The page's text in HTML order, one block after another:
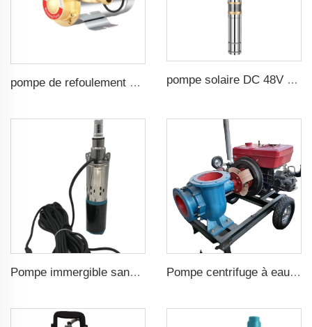
pompe de refoulement automatique domestique 160 psi pompe solaire DC 48V 1CV 750W avec contrôleur MPPT pour pompage solaire en irrigation agricole
Pompe immergible sans balais DC48v Tête de 75m Pompe à vis solaire pour irrigation agricole Pompe centrifuge à eau diesel haute pression pour l'irrigation agricole